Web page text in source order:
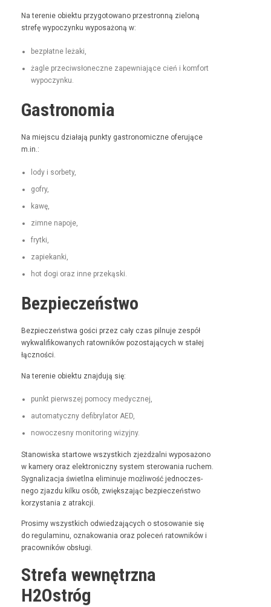
Na tere­nie obiek­tu przy­go­towano prze­stron­ną zieloną
stre­fę wypoczynku wyposażoną w:
bezpłatne leża­ki,
żagle prze­ci­wsłoneczne zapew­ni­a­jące cień i kom­fort
wypoczynku.
Gastronomia
Na miejs­cu dzi­ała­ją punk­ty gas­tro­nom­iczne ofer­u­jące
m.in.:
lody i sorbety,
gofry,
kawę,
zimne napo­je,
fry­t­ki,
zapiekan­ki,
hot dogi oraz inne przekąski.
Bezpieczeństwo
Bez­pieczeńst­wa goś­ci przez cały czas pil­nu­je zespół
wyk­wal­i­fikowanych ratown­ików pozosta­ją­cych w stałej
łączności.
Na tere­nie obiek­tu zna­j­du­ją się:
punkt pier­wszej pomo­cy medycznej,
automaty­czny defi­bry­la­tor AED,
nowoczes­ny mon­i­tor­ing wizyjny.
Stanowiska star­towe wszys­t­kich zjeżdżal­ni wyposażono
w kamery oraz elek­tron­iczny sys­tem sterowa­nia ruchem.
Syg­nal­iza­c­ja świ­etl­na elimin­u­je możli­wość jed­noczes­
nego zjaz­du kilku osób, zwięk­sza­jąc bez­pieczeńst­wo
korzys­ta­nia z atrakcji.
Prosimy wszys­t­kich odwiedza­ją­cych o stosowanie się
do reg­u­laminu, oznakowa­nia oraz pole­ceń ratown­ików i
pra­cown­ików obsługi.
Strefa wewnętrzna
H2Ostróg